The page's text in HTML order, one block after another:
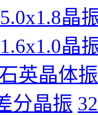
5.0x1.8晶
1.6x1.0晶
英晶体
分晶振